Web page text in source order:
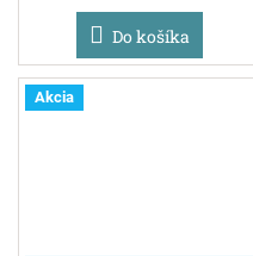
Do košíka
Akcia